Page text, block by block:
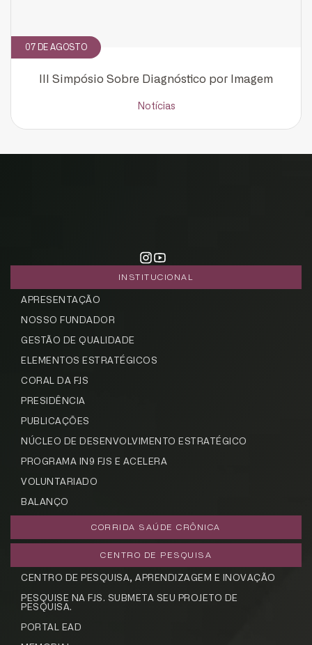
07 DE AGOSTO
III Simpósio Sobre Diagnóstico por Imagem
Notícias
INSTITUCIONAL
APRESENTAÇÃO
NOSSO FUNDADOR
GESTÃO DE QUALIDADE
ELEMENTOS ESTRATÉGICOS
CORAL DA FJS
PRESIDÊNCIA
PUBLICAÇÕES
NÚCLEO DE DESENVOLVIMENTO ESTRATÉGICO
PROGRAMA IN9 FJS E ACELERA
VOLUNTARIADO
BALANÇO
CORRIDA SAÚDE CRÔNICA
CENTRO DE PESQUISA
CENTRO DE PESQUISA, APRENDIZAGEM E INOVAÇÃO
PESQUISE NA FJS. SUBMETA SEU PROJETO DE
PESQUISA.
PORTAL EAD